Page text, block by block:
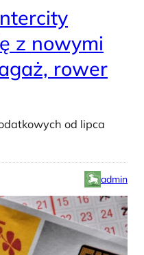
z nowymi
rower
od lipca
admin